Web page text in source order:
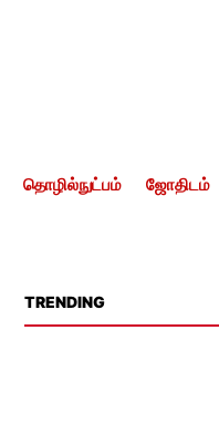
தொழில்நுட்பம் ஜோதிடம்
TRENDING